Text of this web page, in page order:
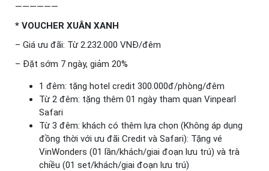
——————
* VOUCHER XUÂN XANH
– Giá ưu đãi: Từ 2.232.000 VNĐ/đêm
– Đặt sớm 7 ngày, giảm 20%
1 đêm: tặng hotel credit 300.000đ/phòng/đêm
Từ 2 đêm: tặng thêm 01 ngày tham quan Vinpearl
Safari
Từ 3 đêm: khách có thêm lựa chọn (Không áp dụng
đồng thời với ưu đãi Credit và Safari): Tặng vé
VinWonders (01 lần/khách/giai đoạn lưu trú) và trà
chiều (01 set/khách/giai đoạn lưu trú)